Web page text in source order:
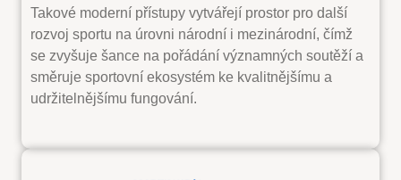
Takové moderní přístupy vytvářejí prostor pro další
rozvoj sportu na úrovni národní i mezinárodní, čímž
se zvyšuje šance na pořádání významných soutěží a
směruje sportovní ekosystém ke kvalitnějšímu a
udržitelnějšímu fungování.